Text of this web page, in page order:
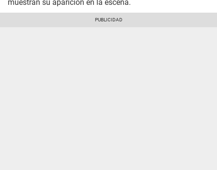
muestran su aparición en la escena.